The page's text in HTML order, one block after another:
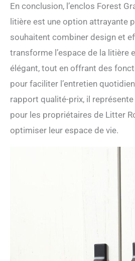
En conclusion, l’enclos Forest
litière est une option attrayante
souhaitent combiner design et
transforme l’espace de la litière
élégant, tout en offrant des
pour faciliter l’entretien
rapport qualité-prix, il
pour les propriétaires de Litter
optimiser leur espace de vie.